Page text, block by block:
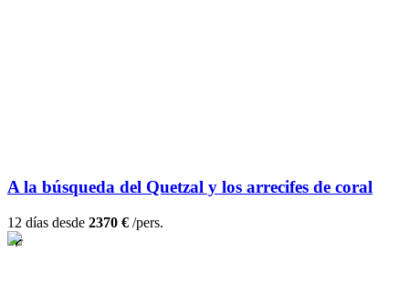
A la búsqueda del Quetzal y los arrecifes de coral
12 días desde 2370 € /pers.